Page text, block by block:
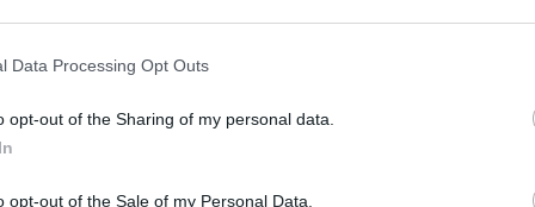
Data Processing Opt Outs
opt-out of the Sharing of my personal data.
opt-out of the Sale of my Personal Data.
direttamente
come con quanto
di Maduro, quando
poco prima dell’annuncio
sulla cerchia ristretta